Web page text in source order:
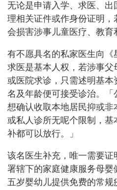
无论是申请入学、求医、
理相关证件或作身份证明
会损害涉事儿童医疗、教育
有不愿具名的私家医生向
求医是基本人权，若涉事
或医院求诊，只需述明基
名及年龄便可接受诊治。
想确认收取本地居民抑或
或私人诊所无呢个限制，
补都可以放行。」
该名医生补充，唯一需要证
署辖下的家庭健康服务母
五岁婴幼儿提供免费的常